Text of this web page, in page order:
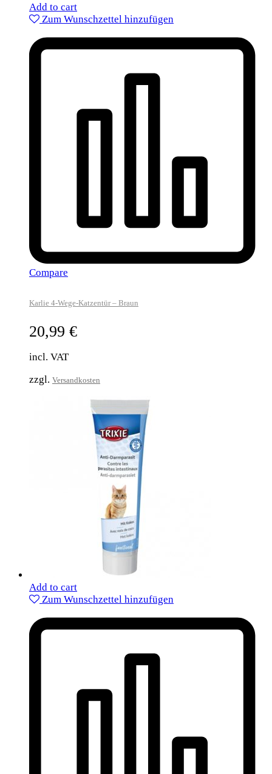
Add to cart
Zum Wunschzettel hinzufügen
Compare
Karlie 4-Wege-Katzentür – Braun
20,99 €
incl. VAT
zzgl. Versandkosten
Add to cart
Zum Wunschzettel hinzufügen